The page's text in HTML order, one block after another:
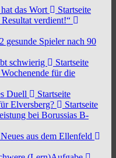
das Wort
Startseite
Resultat verdient!“
gesunde Spieler nach 90
schwierig
Startseite
für die
Duell
Startseite
Elversberg?
Startseite
bei Borussias B-
aus dem Ellenfeld